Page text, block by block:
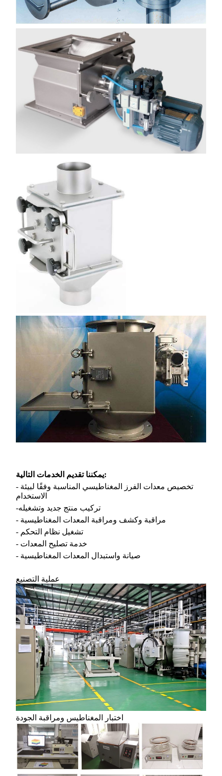
يمكننا تقديم الخدمات التالية:
- تخصيص معدات الفرز المغناطيسي المناسبة وفقًا لبيئة
الاستخدام
-تركيب منتج جديد وتشغيله
- مراقبة وكشف ومراقبة المعدات المغناطيسية
- تشغيل نظام التحكم
- خدمة تصليح المعدات
- صيانة واستبدال المعدات المغناطيسية
عملية التصنيع
اختبار المغناطيس ومراقبة الجودة